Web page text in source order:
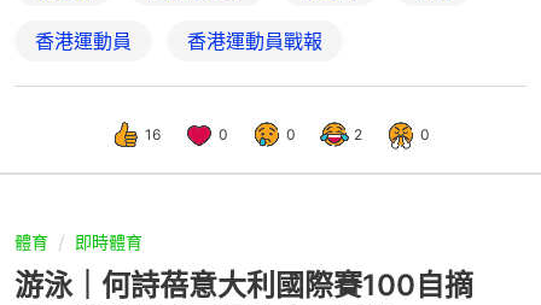
香港運動員 香港運動員戰報
16 0 0 2 0
體育 即時體育
游泳｜何詩蓓意大利國際賽100自摘